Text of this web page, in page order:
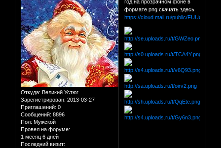
Откуда: Великий Устюг
Зарегистрирован: 2013-03-27
Приглашений: 0
Сообщений: 8896
Пол: Мужской
Провел на форуме:
1 месяц 6 дней
Последний визит:
год на прозрачном фоне в
формате png скачать здесь
https://cloud.mail.ru/public/FUUd/